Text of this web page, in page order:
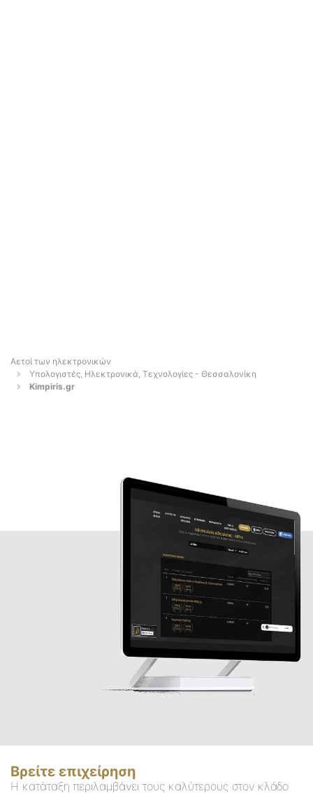
Αετοί των ηλεκτρονικών
Υπολογιστές, Ηλεκτρονικά, Τεχνολογίες - Θεσσαλονίκη
Kimpiris.gr
Βρείτε επιχείρηση
Η κατάταξη περιλαμβάνει τους καλύτερους στον κλάδο